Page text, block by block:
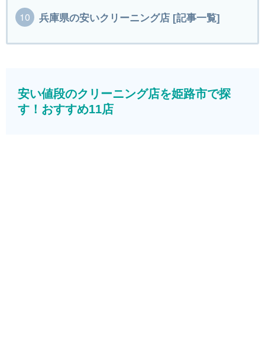
兵庫県の安いクリーニング店 [記事一覧]
安い値段のクリーニング店を姫路市で探
す！おすすめ11店